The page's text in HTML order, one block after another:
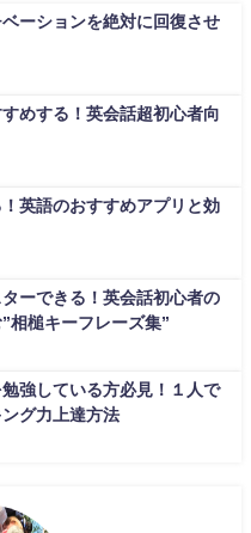
ーションを絶対に回復させ
めする！英会話超初心者向
英語のおすすめアプリと効
ーできる！英会話初心者の
相槌キーフレーズ集”
強している方必見！１人で
グ力上達方法